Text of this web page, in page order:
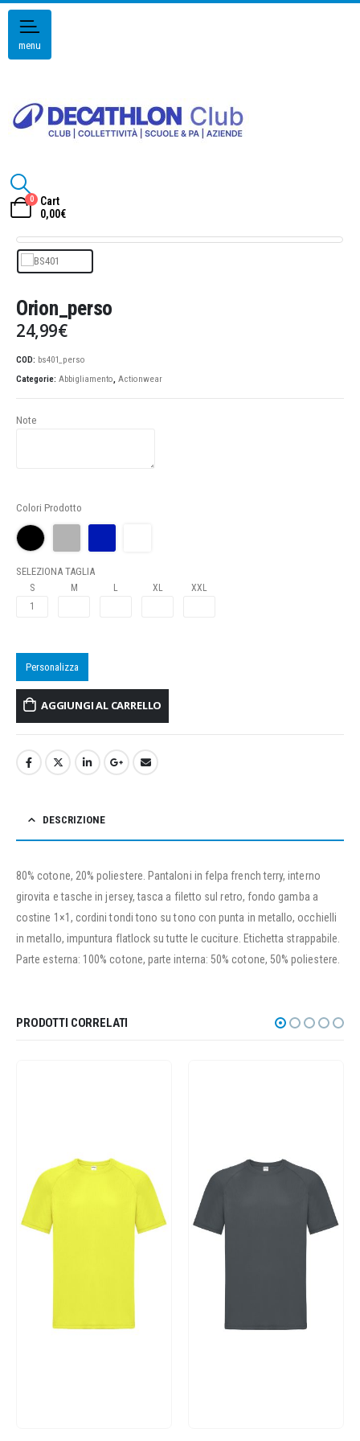
menu
0
Cart
0,00€
Orion_perso
24,99€
COD: bs401_perso
Categorie: Abbigliamento Actionwear
Note
Colori Prodotto
SELEZIONA TAGLIA
S M L XL XXL
Personalizza
AGGIUNGI AL CARRELLO
DESCRIZIONE
80% cotone, 20% poliestere. Pantaloni in felpa french terry, interno
girovita e tasche in jersey, tasca a filetto sul retro, fondo gamba a
costine 1×1, cordini tondi tono su tono con punta in metallo, occhielli
in metallo, impuntura flatlock su tutte le cuciture. Etichetta strappabile.
Parte esterna: 100% cotone, parte interna: 50% cotone, 50% poliestere.
PRODOTTI CORRELATI